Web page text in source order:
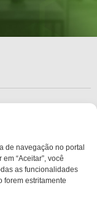
de navegação no portal
“Aceitar”, você
as funcionalidades
forem estritamente